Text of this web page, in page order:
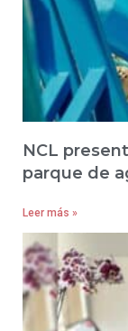
NCL
parque de
Leer más »